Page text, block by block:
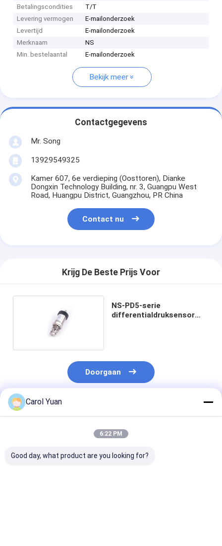
Betalingscondities
T/T
Levering vermogen
E-mailonderzoek
Levertijd
E-mailonderzoek
Merknaam
NS
Min. bestelaantal
E-mailonderzoek
Bekijk meer
Contactgegevens
Mr. Song
13929549325
Kamer 607, 6e verdieping (Oosttoren), Dianke
Dongxin Technology Building, nr. 3, Guangpu West
Road, Huangpu District, Guangzhou, PR China
Contact nu
Krijg De Beste Prijs Voor
NS-PD5-serie
differentialdruksensor
Doorgaan
Geadviseerde Producten
Carol Yuan
6:22 PM
Good day, what product are you looking for?